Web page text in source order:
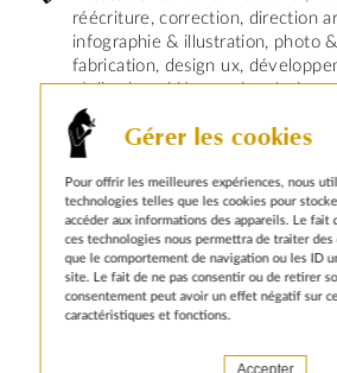
Gérer les cookies
Pour offrir les meilleures expériences, nous
technologies telles que les cookies pour
accéder aux informations des appareils. Le fait
ces technologies nous permettra de traiter des
que le comportement de navigation ou les ID
site. Le fait de ne pas consentir ou de retirer
consentement peut avoir un effet négatif sur
caractéristiques et fonctions.
Accepter
réécriture, correction, direction
infographie & illustration, photo
fabrication, design ux,
réalisation vidéo, motion design
Conseil d’État :
Pilier de l’État
d’État est une institution centrale
République. Il conseille le
parlementaires dans l’élaboration
suprême, il tranche les litiges
l’administration.En savoir plus